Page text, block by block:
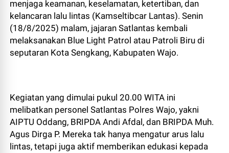
menjaga keamanan, keselamatan, ketertiban, dan
kelancaran lalu lintas (Kamseltibcar Lantas). Senin
(18/8/2025) malam, jajaran Satlantas kembali
melaksanakan Blue Light Patrol atau Patroli Biru di
seputaran Kota Sengkang, Kabupaten Wajo.
Kegiatan yang dimulai pukul 20.00 WITA ini
melibatkan personel Satlantas Polres Wajo, yakni
AIPTU Oddang, BRIPDA Andi Afdal, dan BRIPDA Muh.
Agus Dirga P. Mereka tak hanya mengatur arus lalu
lintas, tetapi juga aktif memberikan edukasi kepada